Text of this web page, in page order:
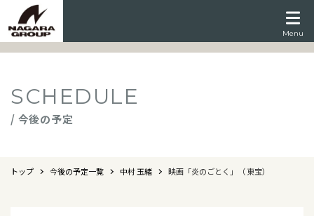
Menu
SCHEDULE
/ 今後の予定
トップ 今後の予定一覧 中村 玉緒 映画「炎のごとく」（ 東宝）